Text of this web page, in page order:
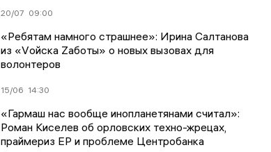
20/07 09:00
«Ребятам намного страшнее»: Ирина Салтанова
из «Vойска Zаботы» о новых вызовах для
волонтеров
15/06 14:30
«Гармаш нас вообще инопланетянами считал»:
Роман Киселев об орловских техно-жрецах,
праймериз ЕР и проблеме Центробанка